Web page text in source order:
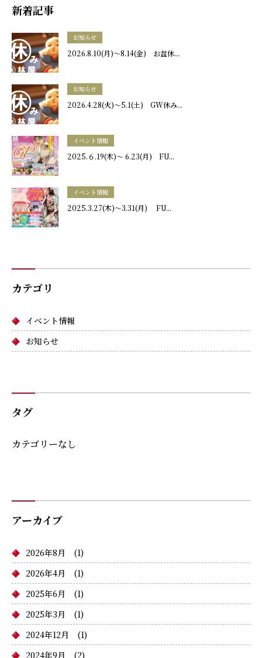
新着記事
お知らせ
2026.8.10(月)～8.14(金) お盆休...
お知らせ
2026.4.28(火)～5.1(土) GW休み...
イベント情報
2025.６.19(木)～ 6.23(月) FU...
イベント情報
2025.3.27(木)～3.31(月) FU...
カテゴリ
イベント情報
お知らせ
タグ
カテゴリーなし
アーカイブ
2026年8月
(1)
2026年4月
(1)
2025年6月
(1)
2025年3月
(1)
2024年12月
(1)
2024年9月
(2)